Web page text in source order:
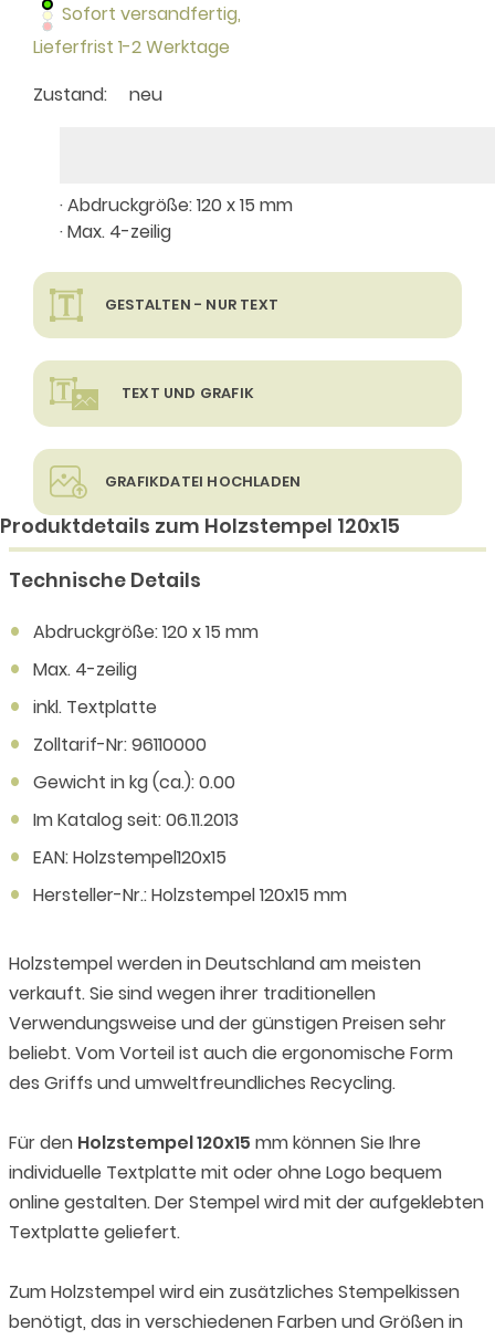
Sofort versandfertig,
Lieferfrist 1-2 Werktage
Zustand:
neu
· Abdruckgröße: 120 x 15 mm
· Max. 4-zeilig
GESTALTEN - NUR TEXT
TEXT UND GRAFIK
GRAFIKDATEI HOCHLADEN
Produktdetails zum Holzstempel 120x15
Technische Details
Abdruckgröße: 120 x 15 mm
Max. 4-zeilig
inkl. Textplatte
Zolltarif-Nr: 96110000
Gewicht in kg (ca.): 0.00
Im Katalog seit: 06.11.2013
EAN: Holzstempel120x15
Hersteller-Nr.: Holzstempel 120x15 mm
Holzstempel werden in Deutschland am meisten
verkauft. Sie sind wegen ihrer traditionellen
Verwendungsweise und der günstigen Preisen sehr
beliebt. Vom Vorteil ist auch die ergonomische Form
des Griffs und umweltfreundliches Recycling.
Für den Holzstempel 120x15 mm können Sie Ihre
individuelle Textplatte mit oder ohne Logo bequem
online gestalten. Der Stempel wird mit der aufgeklebten
Textplatte geliefert.
Zum Holzstempel wird ein zusätzliches Stempelkissen
benötigt, das in verschiedenen Farben und Größen in